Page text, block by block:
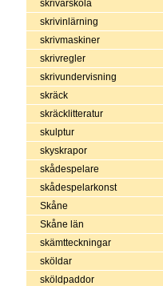
skrivarskola
skrivinlärning
skrivmaskiner
skrivregler
skrivundervisning
skräck
skräcklitteratur
skulptur
skyskrapor
skådespelare
skådespelarkonst
Skåne
Skåne län
skämtteckningar
sköldar
sköldpaddor